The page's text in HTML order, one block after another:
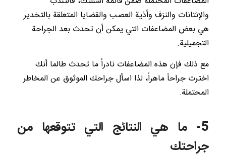
والإنتانات والنزف وأذية العصب والقضايا المتعلقة بالتخدير
هي بعض المضاعفات التي يمكن أن تحدث بعد الجراحة
التجميلية.
مع ذلك فإن هذه المضاعفات نادراً ما تحدث طالما أنك
اخترت جراحاً ماهراً، لذا اسأل جراحك الموثوق عن المخاطر
المحتملة.
5- ما هي النتائج التي تتوقعها من
جراحتك